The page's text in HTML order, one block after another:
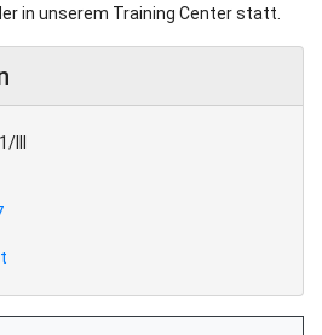
in unserem Training Center statt.
III